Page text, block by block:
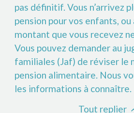
pas définitif. Vous n’arrivez
pension pour vos enfants, ou
montant que vous recevez
Vous pouvez demander au
familiales (Jaf) de réviser le
pension alimentaire. Nous
les informations à connaître.
Tout replier